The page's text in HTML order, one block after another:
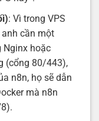
: Vì trong VPS
cần một
Nginx hoặc
(cổng 80/443),
n8n, họ sẽ dẫn
mà n8n